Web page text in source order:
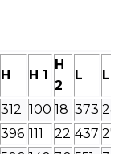
H H 1
H
2
L L 1
312 100 18 373 240
396 111 22 437 275